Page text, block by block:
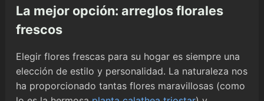
La mejor opción: arreglos florales
frescos
Elegir flores frescas para su hogar es siempre una
elección de estilo y personalidad. La naturaleza nos
ha proporcionado tantas flores maravillosas (como